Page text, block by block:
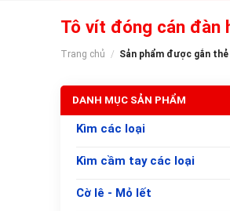
Tô vít đóng cán đàn
Trang chủ / Sản phẩm được gắn
DANH MỤC SẢN PHẨM
Kìm các loại
Kìm cầm tay các loại
Cờ lê - Mỏ lết